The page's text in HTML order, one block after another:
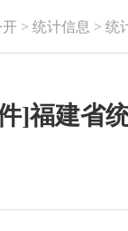
> 统计信息 > 统
]福建省